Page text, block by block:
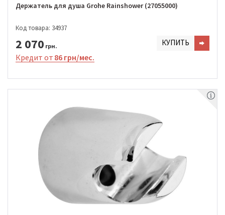
Держатель для душа Grohe Rainshower (27055000)
Код товара: 34937
2 070 грн. КУПИТЬ
Кредит от 86 грн/мес.